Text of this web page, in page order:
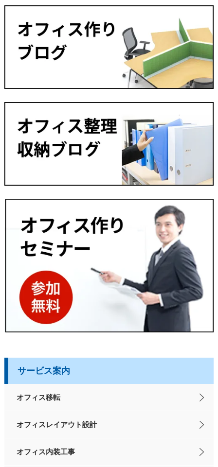
サービス案内
オフィス移転
オフィスレイアウト設計
オフィス内装工事